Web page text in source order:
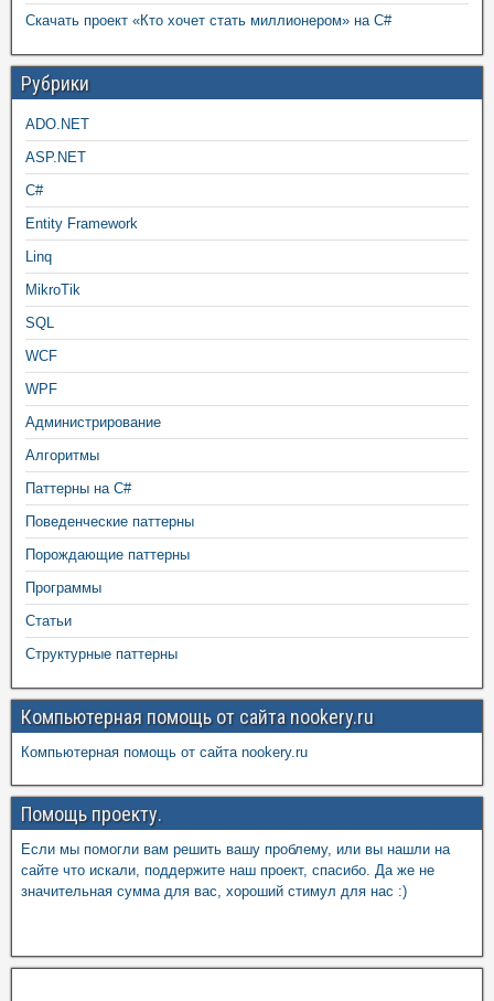
Скачать проект «Кто хочет стать миллионером» на C#
Рубрики
ADO.NET
ASP.NET
C#
Entity Framework
Linq
MikroTik
SQL
WCF
WPF
Администрирование
Алгоритмы
Паттерны на C#
Поведенческие паттерны
Порождающие паттерны
Программы
Статьи
Структурные паттерны
Компьютерная помощь от сайта nookery.ru
Компьютерная помощь от сайта nookery.ru
Помощь проекту.
Если мы помогли вам решить вашу проблему, или вы нашли на
сайте что искали, поддержите наш проект, спасибо. Да же не
значительная сумма для вас, хороший стимул для нас :)